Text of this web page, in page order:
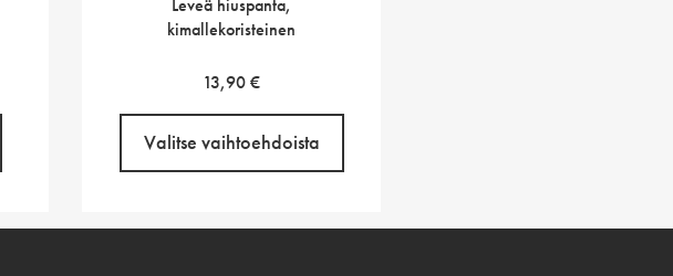
Leveä hiuspanta,
kimallekoristeinen
13,90€
Valitse vaihtoehdoista